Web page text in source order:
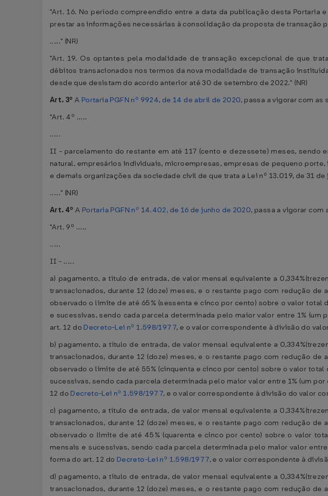
"Art. 16. No período compreendido entre a data da publicação desta Portaria
prestar as informações necessárias à consolidação da proposta de transação
....." (NR)
"Art. 19. Os optantes pela modalidade de transação excepcional de que
débitos transacionados nos termos da nova modalidade de transação
desde que desistam do acordo anterior até 30 de setembro de 2022." (NR)
Art. 3ºA Portaria PGFN nº 9924, de 14 de abril de 2020, passa a vigorar com
"Art. 4º .....
.....
II - parcelamento do restante em até 117 (cento e dezessete) meses, sendo
natural, empresários individuais, microempresas, empresas de pequeno
e demais organizações da sociedade civil de que trata a Lei nº 13.019, de 31
....." (NR)
Art. 4ºA Portaria PGFN nº 14.402, de 16 de junho de 2020, passa a vigorar
"Art. 9º .....
.....
II - .....
a) pagamento, a título de entrada, de valor mensal equivalente a
transacionados, durante 12 (doze) meses, e o restante pago com redução
observado o limite de até 65% (sessenta e cinco por cento) sobre o valor
e sucessivas, sendo cada parcela determinada pelo maior valor entre 1%
art. 12 do Decreto-Lei nº 1.598/1977, e o valor correspondente à divisão do
b) pagamento, a título de entrada, de valor mensal equivalente a
transacionados, durante 12 (doze) meses, e o restante pago com redução
observado o limite de até 55% (cinquenta e cinco por cento) sobre o valor
sucessivas, sendo cada parcela determinada pelo maior valor entre 1% (um
12 do Decreto-Lei nº 1.598/1977, e o valor correspondente à divisão do valor
c) pagamento, a título de entrada, de valor mensal equivalente a
transacionados, durante 12 (doze) meses, e o restante pago com redução
observado o limite de até 45% (quarenta e cinco por cento) sobre o valor
mensais e sucessivas, sendo cada parcela determinada pelo maior valor
forma do art. 12 do Decreto-Lei nº 1.598/1977, e o valor correspondente à
d) pagamento, a título de entrada, de valor mensal equivalente a
transacionados, durante 12 (doze) meses, e o restante pago com redução